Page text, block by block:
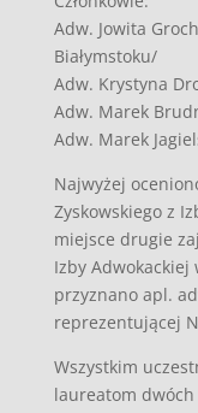
Adw. Jowita
Białymstoku/
Adw. Krystyna
Adw. Marek
Adw. Marek
Najwyżej
Zyskowskiego z
miejsce drugie
Izby Adwokackiej
przyznano apl.
reprezentującej
Wszystkim
laureatom